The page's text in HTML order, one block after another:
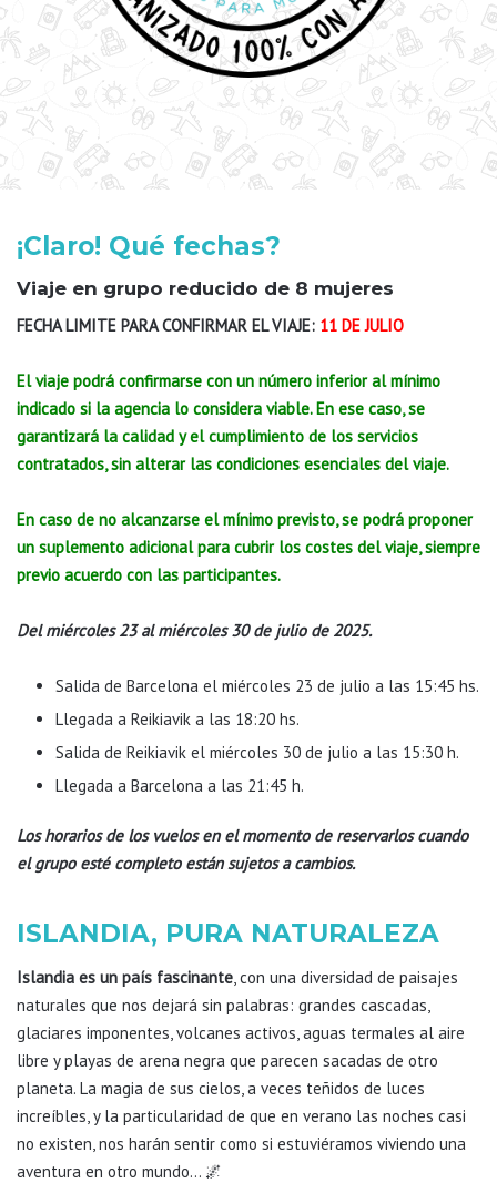
¡Claro! Qué fechas?
Viaje en grupo reducido de 8 mujeres
FECHA LIMITE PARA CONFIRMAR EL VIAJE: 11 DE JULIO
El viaje podrá confirmarse con un número inferior al mínimo
indicado si la agencia lo considera viable. En ese caso, se
garantizará la calidad y el cumplimiento de los servicios
contratados, sin alterar las condiciones esenciales del viaje.
En caso de no alcanzarse el mínimo previsto, se podrá proponer
un suplemento adicional para cubrir los costes del viaje, siempre
previo acuerdo con las participantes.
Del miércoles 23 al miércoles 30 de julio de 2025.
Salida de Barcelona el miércoles 23 de julio a las 15:45 hs.
Llegada a Reikiavik a las 18:20 hs.
Salida de Reikiavik el miércoles 30 de julio a las 15:30 h.
Llegada a Barcelona a las 21:45 h.
Los horarios de los vuelos en el momento de reservarlos cuando
el grupo esté completo están sujetos a cambios.
ISLANDIA, PURA NATURALEZA
Islandia es un país fascinante, con una diversidad de paisajes
naturales que nos dejará sin palabras: grandes cascadas,
glaciares imponentes, volcanes activos, aguas termales al aire
libre y playas de arena negra que parecen sacadas de otro
planeta. La magia de sus cielos, a veces teñidos de luces
increíbles, y la particularidad de que en verano las noches casi
no existen, nos harán sentir como si estuviéramos viviendo una
aventura en otro mundo… 🌌